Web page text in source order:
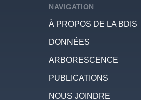
NAVIGATION
À PROPOS DE LA BDIS
DONNÉES
ARBORESCENCE
PUBLICATIONS
NOUS JOINDRE